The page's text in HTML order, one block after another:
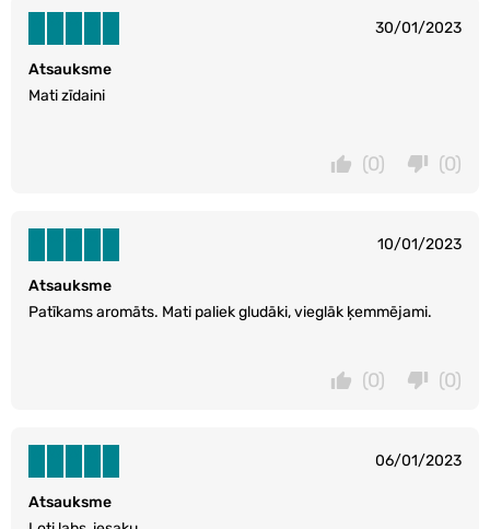
30/01/2023
Atsauksme
Mati zīdaini
(0)
(0)
10/01/2023
Atsauksme
Patīkams aromāts. Mati paliek gludāki, vieglāk ķemmējami.
(0)
(0)
06/01/2023
Atsauksme